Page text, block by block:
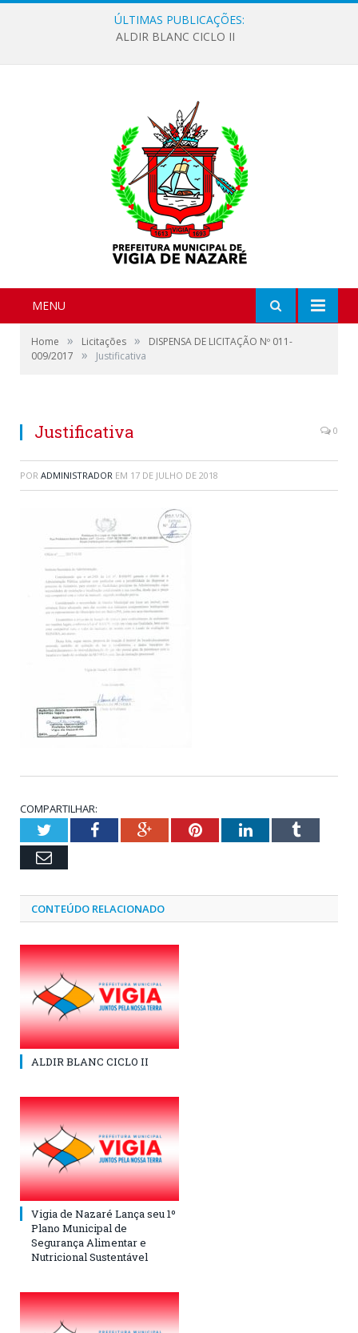
ÚLTIMAS PUBLICAÇÕES:
ALDIR BLANC CICLO II
MENU
Home » Licitações »
DISPENSA DE LICITAÇÃO Nº 011-
009/2017
» Justificativa
Justificativa 0
POR ADMINISTRADOR EM 17 DE JULHO DE 2018
COMPARTILHAR:
TwitterFacebookGoogle+PinterestLinkedInTumblr
Email
CONTEÚDO RELACIONADO
ALDIR BLANC CICLO II
Vigia de Nazaré Lança seu 1º
Plano Municipal de
Segurança Alimentar e
Nutricional Sustentável